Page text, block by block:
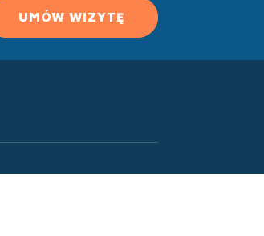
UMÓW WIZYTĘ